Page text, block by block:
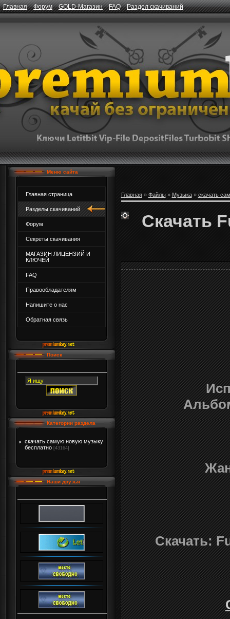
Главная Форум GOLD-Магазин FAQ Раздел скачиваний
Меню сайта
Главная страница
Разделы скачиваний
Форум
Секреты скачивания
МАГАЗИН ЛИЦЕНЗИЙ И
КЛЮЧЕЙ
FAQ
Правообладателям
Напишите о нас
Обратная связь
Поиск
Категории раздела
скачать самую новую музыку
бесплатно [43164]
Наши друзья
Главная» Файлы» Музыка» скачать
Скачать
Скачать: